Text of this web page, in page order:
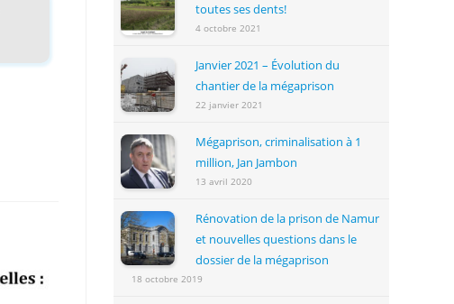
toutes ses dents!
4 octobre 2021
Janvier 2021 – Évolution du
chantier de la mégaprison
22 janvier 2021
Mégaprison, criminalisation à 1
million, Jan Jambon
13 avril 2020
Rénovation de la prison de Namur
et nouvelles questions dans le
dossier de la mégaprison
18 octobre 2019